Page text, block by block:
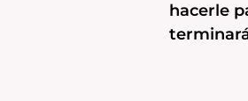
hacerle